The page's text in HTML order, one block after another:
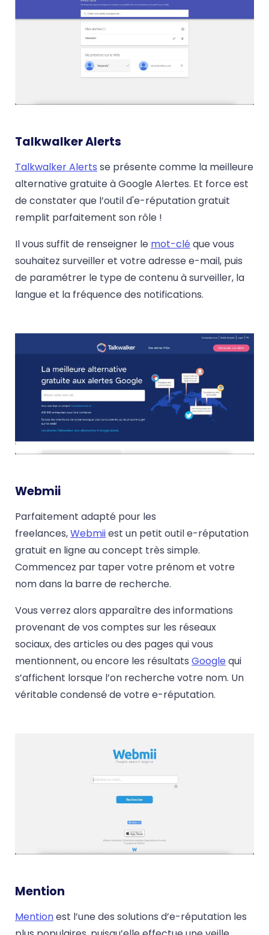
Talkwalker Alerts
Talkwalker Alerts se présente comme la meilleure
alternative gratuite à Google Alertes. Et force est
de constater que l’outil d'e-réputation gratuit
remplit parfaitement son rôle !
Il vous suffit de renseigner le mot-cléque vous
souhaitez surveiller et votre adresse e-mail, puis
de paramétrer le type de contenu à surveiller, la
langue et la fréquence des notifications.
Webmii
Parfaitement adapté pour les
freelances,Webmiiest un petit outil e-réputation
gratuit en ligne au concept très simple.
Commencez par taper votre prénom et votre
nom dans la barre de recherche.
Vous verrez alors apparaître des informations
provenant de vos comptes sur les réseaux
sociaux, des articles ou des pages qui vous
mentionnent, ou encore les résultats Googlequi
s’affichent lorsque l’on recherche votre nom. Un
véritable condensé de votre e-réputation.
Mention
Mentionest l’une des solutions d’e-réputation les